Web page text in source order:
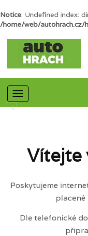
Notice: Undefined index:
/home/web/autohrach.cz/
Mobilní
navigace
Vítejte
Poskytujeme
placené
Dle telefonické